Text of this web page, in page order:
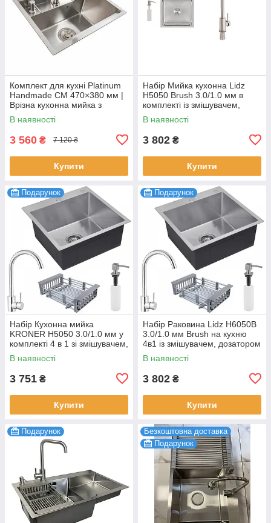
Комплект для кухні Platinum
Handmade CM 470×380 мм |
Врізна кухонна мийка з
нержавіючої сталі + кухонний
змішувач, прихована
В наявності
3 560 ₴ 7 120 ₴
Купити
Набір Мийка кухонна Lidz
H5050 Brush 3.0/1.0 мм в
комплекті із змішувачем,
сифоном та дозатором
Сатин для мила
В наявності
3 802 ₴
Купити
Подарунок
Набір Кухонна мийка
KRONER H5050 3.0/1.0 мм у
комплекті 4 в 1 зі змішувачем,
сушаркою та дозатором
В наявності
3 751 ₴
Купити
Подарунок
Набір Раковина Lidz H6050B
3.0/1.0 мм Brush на кухню
4в1 із змішувачем, дозатором
та кошиком для сушіння
В наявності
3 802 ₴
Купити
Подарунок
Безкоштовна доставка
Подарунок